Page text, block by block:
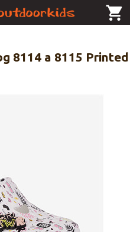
8114 a 8115 Printed